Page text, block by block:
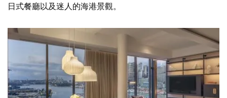
日式餐廳以及迷人的海港景觀。